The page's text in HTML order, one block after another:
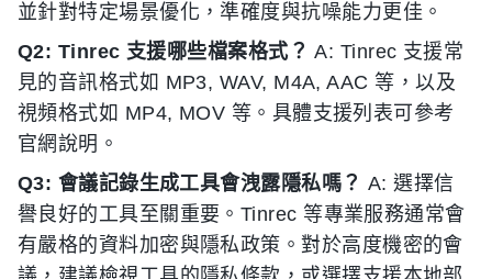
並針對特定場景優化，準確度與抗噪能力更佳。
Q2: Tinrec 支援哪些檔案格式？ A: Tinrec 支援常
見的音訊格式如 MP3, WAV, M4A, AAC 等，以及
視頻格式如 MP4, MOV 等。具體支援列表可參考
官網說明。
Q3: 會議記錄生成工具會洩露隱私嗎？ A: 選擇信
譽良好的工具至關重要。Tinrec 等專業服務通常會
有嚴格的資料加密與隱私政策。對於高度機密的會